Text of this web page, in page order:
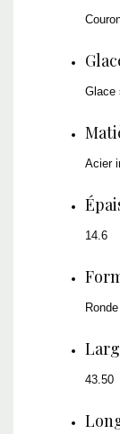
Glace
Acier
14.6
Ronde
43.50